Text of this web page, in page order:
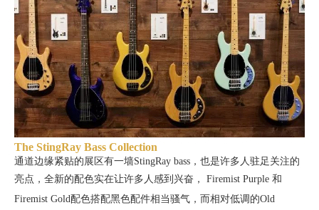
The StingRay Bass Collection
通道边缘紧贴的展区有一墙StingRay bass，也是许多人驻足关注的
亮点，全新的配色实在让许多人感到兴奋，
Firemist Purple 和
Firemist Gold配色搭配黑色配件相当骚气，而相对低调的Old